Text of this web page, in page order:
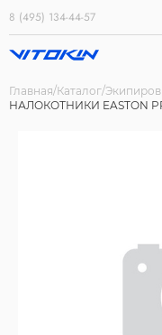
8 (495) 134-44-57
Главная Каталог
НАЛОКОТНИКИ EASTON